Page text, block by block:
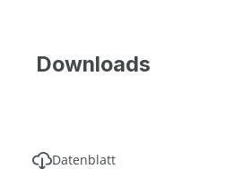
Downloads
Datenblatt